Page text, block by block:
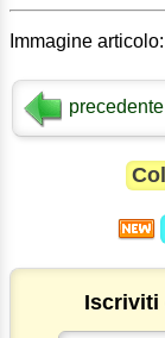
Immagine
precedente
Iscriviti